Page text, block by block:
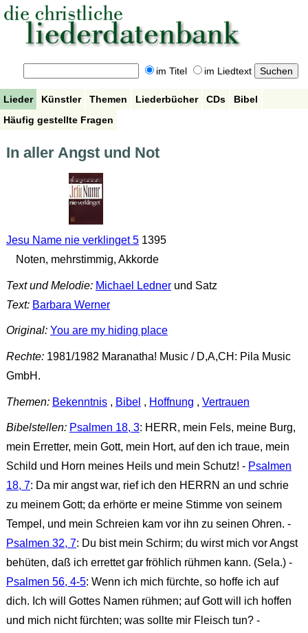
im Titel im Liedtext
Lieder Künstler Themen Liederbücher CDs
Bibel
Häufig gestellte Fragen
In aller Angst und Not
Jesu Name nie verklinget 51395
Noten, mehrstimmig, Akkorde
Text und Melodie: Michael Lednerund Satz
Text: Barbara Werner
Original: You are my hiding place
Rechte:1981/1982 Maranatha! Music / D,A,CH: Pila Music
GmbH.
Themen: Bekenntnis, Bibel , Hoffnung , Vertrauen
Bibelstellen: Psalmen 18, 3: HERR, mein Fels, meine Burg,
mein Erretter, mein Gott, mein Hort, auf den ich traue, mein
Schild und Horn meines Heils und mein Schutz! - Psalmen
18, 7: Da mir angst war, rief ich den HERRN an und schrie
zu meinem Gott; da erhörte er meine Stimme von seinem
Tempel, und mein Schreien kam vor ihn zu seinen Ohren. -
Psalmen 32, 7: Du bist mein Schirm; du wirst mich vor Angst
behüten, daß ich errettet gar fröhlich rühmen kann. (Sela.) -
Psalmen 56, 4-5: Wenn ich mich fürchte, so hoffe ich auf
dich. Ich will Gottes Namen rühmen; auf Gott will ich hoffen
und mich nicht fürchten; was sollte mir Fleisch tun? -